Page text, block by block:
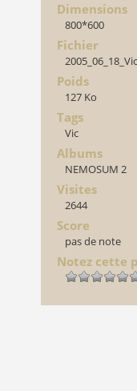
Dimensions
800*600
Fichier
Poids
127 Ko
Tags
Vic
Albums
NEMOSUM 2
Visites
2644
Score
pas de note
Notez cette